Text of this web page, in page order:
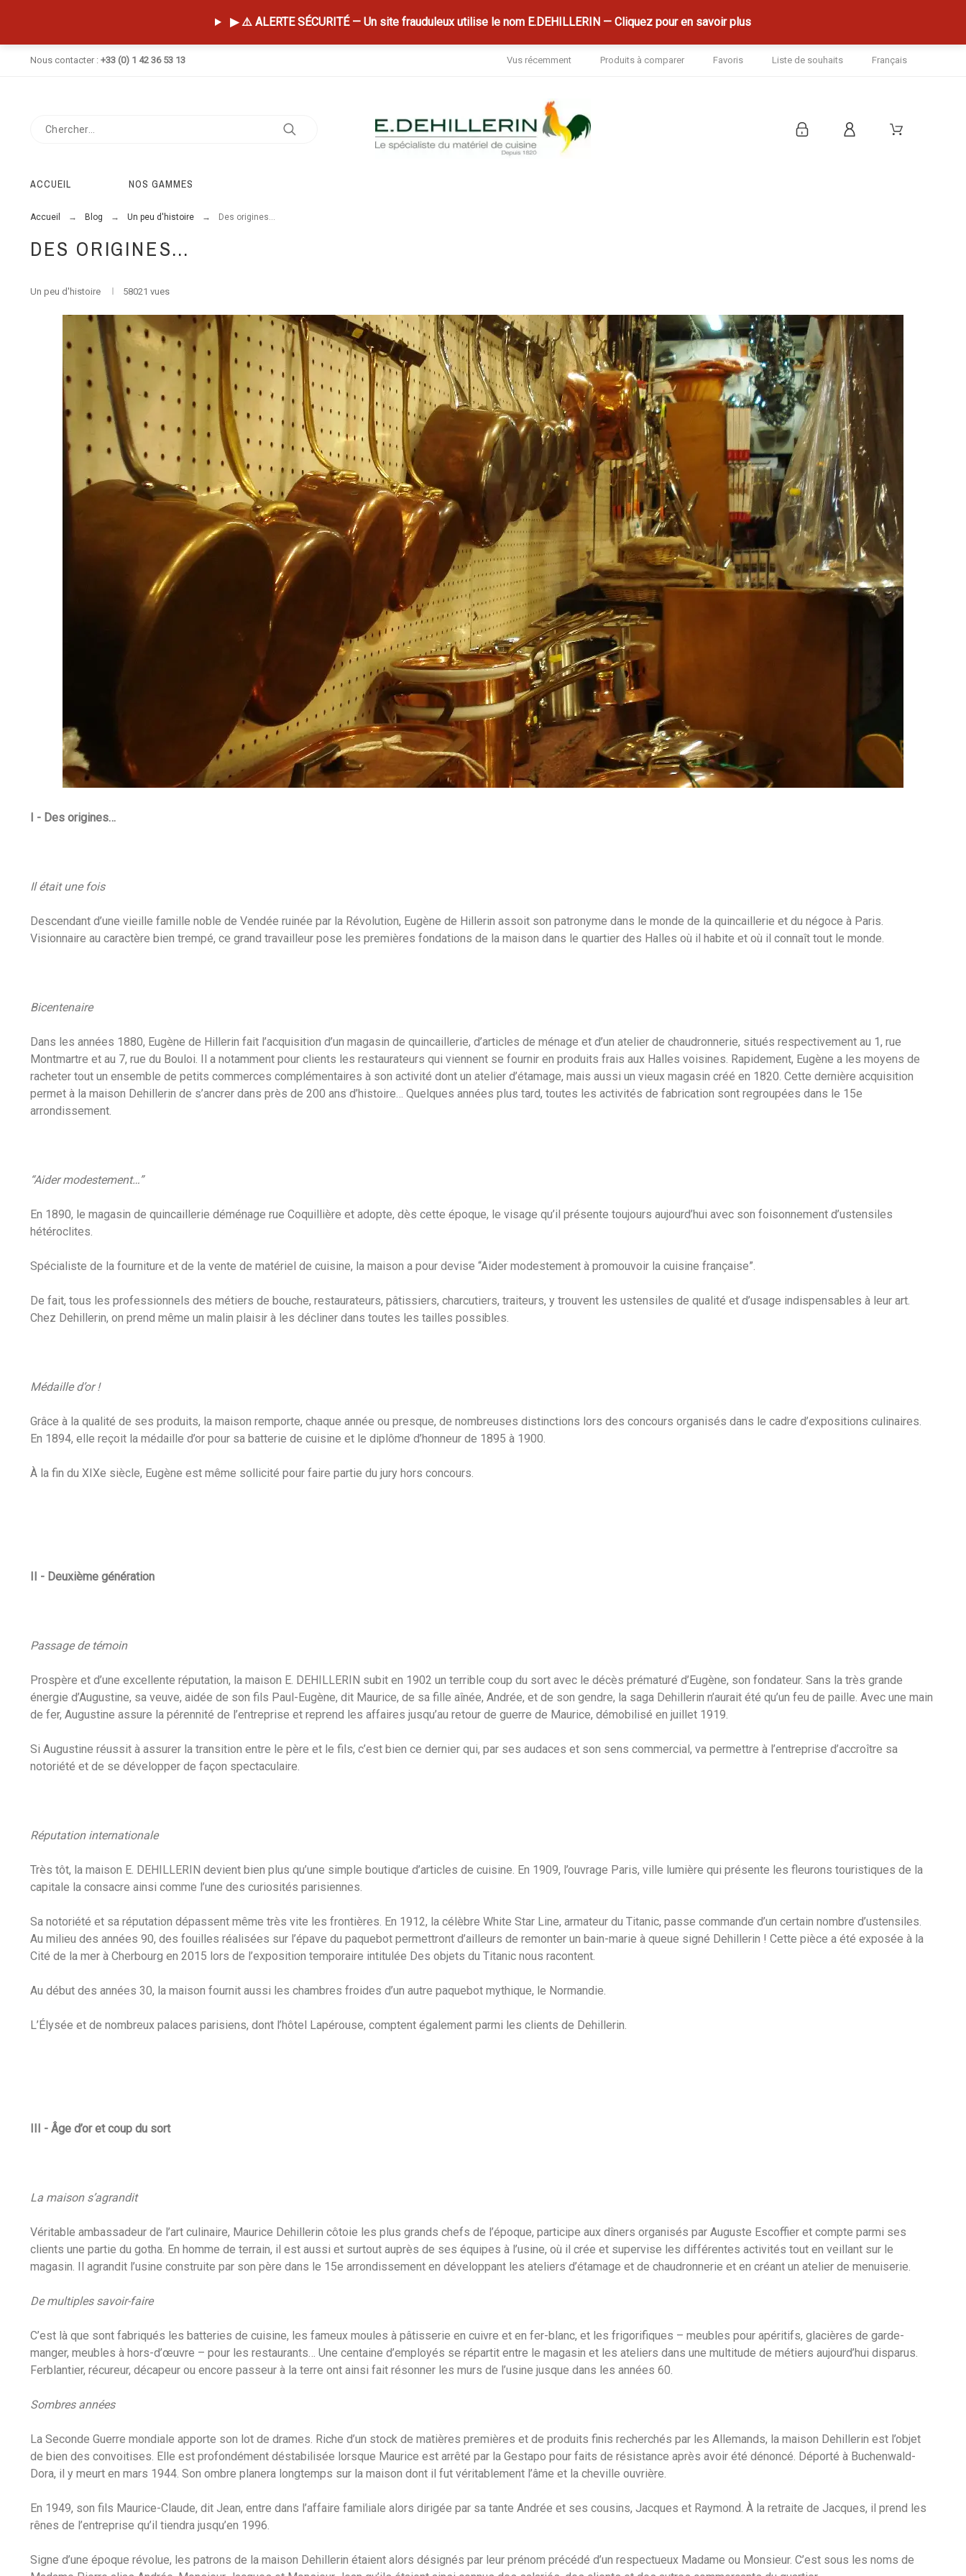
▶ ⚠️ ALERTE SÉCURITÉ — Un site frauduleux utilise le nom E.DEHILLERIN — Cliquez pour en savoir plus
Nous contacter : +33 (0) 1 42 36 53 13 Vus récemment Produits à comparer Favoris Liste de souhaits Français
ACCUEIL NOS GAMMES
Accueil Blog Un peu d'histoire Des origines…
DES ORIGINES…
Un peu d'histoire 58021 vues
I - Des origines…
Il était une fois
Descendant d’une vieille famille noble de Vendée ruinée par la Révolution, Eugène de Hillerin assoit son patronyme dans le monde de la quincaillerie et du négoce à Paris.
Visionnaire au caractère bien trempé, ce grand travailleur pose les premières fondations de la maison dans le quartier des Halles où il habite et où il connaît tout le monde.
Bicentenaire
Dans les années 1880, Eugène de Hillerin fait l’acquisition d’un magasin de quincaillerie, d’articles de ménage et d’un atelier de chaudronnerie, situés respectivement au 1, rue
Montmartre et au 7, rue du Bouloi. Il a notamment pour clients les restaurateurs qui viennent se fournir en produits frais aux Halles voisines. Rapidement, Eugène a les moyens de
racheter tout un ensemble de petits commerces complémentaires à son activité dont un atelier d’étamage, mais aussi un vieux magasin créé en 1820. Cette dernière acquisition
permet à la maison Dehillerin de s’ancrer dans près de 200 ans d’histoire… Quelques années plus tard, toutes les activités de fabrication sont regroupées dans le 15e
arrondissement.
“Aider modestement…”
En 1890, le magasin de quincaillerie déménage rue Coquillière et adopte, dès cette époque, le visage qu’il présente toujours aujourd’hui avec son foisonnement d’ustensiles
hétéroclites.
Spécialiste de la fourniture et de la vente de matériel de cuisine, la maison a pour devise “Aider modestement à promouvoir la cuisine française”.
De fait, tous les professionnels des métiers de bouche, restaurateurs, pâtissiers, charcutiers, traiteurs, y trouvent les ustensiles de qualité et d’usage indispensables à leur art.
Chez Dehillerin, on prend même un malin plaisir à les décliner dans toutes les tailles possibles.
Médaille d’or !
Grâce à la qualité de ses produits, la maison remporte, chaque année ou presque, de nombreuses distinctions lors des concours organisés dans le cadre d’expositions culinaires.
En 1894, elle reçoit la médaille d’or pour sa batterie de cuisine et le diplôme d’honneur de 1895 à 1900.
À la fin du XIXe siècle, Eugène est même sollicité pour faire partie du jury hors concours.
II - Deuxième génération
Passage de témoin
Prospère et d’une excellente réputation, la maison E. DEHILLERIN subit en 1902 un terrible coup du sort avec le décès prématuré d’Eugène, son fondateur. Sans la très grande
énergie d’Augustine, sa veuve, aidée de son fils Paul-Eugène, dit Maurice, de sa fille aînée, Andrée, et de son gendre, la saga Dehillerin n’aurait été qu’un feu de paille. Avec une main
de fer, Augustine assure la pérennité de l’entreprise et reprend les affaires jusqu’au retour de guerre de Maurice, démobilisé en juillet 1919.
Si Augustine réussit à assurer la transition entre le père et le fils, c’est bien ce dernier qui, par ses audaces et son sens commercial, va permettre à l’entreprise d’accroître sa
notoriété et de se développer de façon spectaculaire.
Réputation internationale
Très tôt, la maison E. DEHILLERIN devient bien plus qu’une simple boutique d’articles de cuisine. En 1909, l’ouvrage Paris, ville lumière qui présente les fleurons touristiques de la
capitale la consacre ainsi comme l’une des curiosités parisiennes.
Sa notoriété et sa réputation dépassent même très vite les frontières. En 1912, la célèbre White Star Line, armateur du Titanic, passe commande d’un certain nombre d’ustensiles.
Au milieu des années 90, des fouilles réalisées sur l’épave du paquebot permettront d’ailleurs de remonter un bain-marie à queue signé Dehillerin ! Cette pièce a été exposée à la
Cité de la mer à Cherbourg en 2015 lors de l’exposition temporaire intitulée Des objets du Titanic nous racontent.
Au début des années 30, la maison fournit aussi les chambres froides d’un autre paquebot mythique, le Normandie.
L’Élysée et de nombreux palaces parisiens, dont l’hôtel Lapérouse, comptent également parmi les clients de Dehillerin.
III - Âge d’or et coup du sort
La maison s’agrandit
Véritable ambassadeur de l’art culinaire, Maurice Dehillerin côtoie les plus grands chefs de l’époque, participe aux dîners organisés par Auguste Escoffier et compte parmi ses
clients une partie du gotha. En homme de terrain, il est aussi et surtout auprès de ses équipes à l’usine, où il crée et supervise les différentes activités tout en veillant sur le
magasin. Il agrandit l’usine construite par son père dans le 15e arrondissement en développant les ateliers d’étamage et de chaudronnerie et en créant un atelier de menuiserie.
De multiples savoir-faire
C’est là que sont fabriqués les batteries de cuisine, les fameux moules à pâtisserie en cuivre et en fer-blanc, et les frigorifiques – meubles pour apéritifs, glacières de garde-
manger, meubles à hors-d’œuvre – pour les restaurants… Une centaine d’employés se répartit entre le magasin et les ateliers dans une multitude de métiers aujourd’hui disparus.
Ferblantier, récureur, décapeur ou encore passeur à la terre ont ainsi fait résonner les murs de l’usine jusque dans les années 60.
Sombres années
La Seconde Guerre mondiale apporte son lot de drames. Riche d’un stock de matières premières et de produits finis recherchés par les Allemands, la maison Dehillerin est l’objet
de bien des convoitises. Elle est profondément déstabilisée lorsque Maurice est arrêté par la Gestapo pour faits de résistance après avoir été dénoncé. Déporté à Buchenwald-
Dora, il y meurt en mars 1944. Son ombre planera longtemps sur la maison dont il fut véritablement l’âme et la cheville ouvrière.
En 1949, son fils Maurice-Claude, dit Jean, entre dans l’affaire familiale alors dirigée par sa tante Andrée et ses cousins, Jacques et Raymond. À la retraite de Jacques, il prend les
rênes de l’entreprise qu’il tiendra jusqu’en 1996.
Signe d’une époque révolue, les patrons de la maison Dehillerin étaient alors désignés par leur prénom précédé d’un respectueux Madame ou Monsieur. C’est sous les noms de